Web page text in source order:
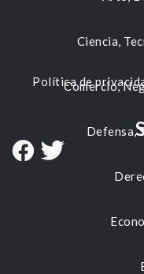
Ciencia,
Comercio,
Defensa,
Política de